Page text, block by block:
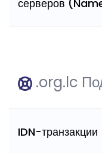
серверов
.org.lc
IDN-транзакции